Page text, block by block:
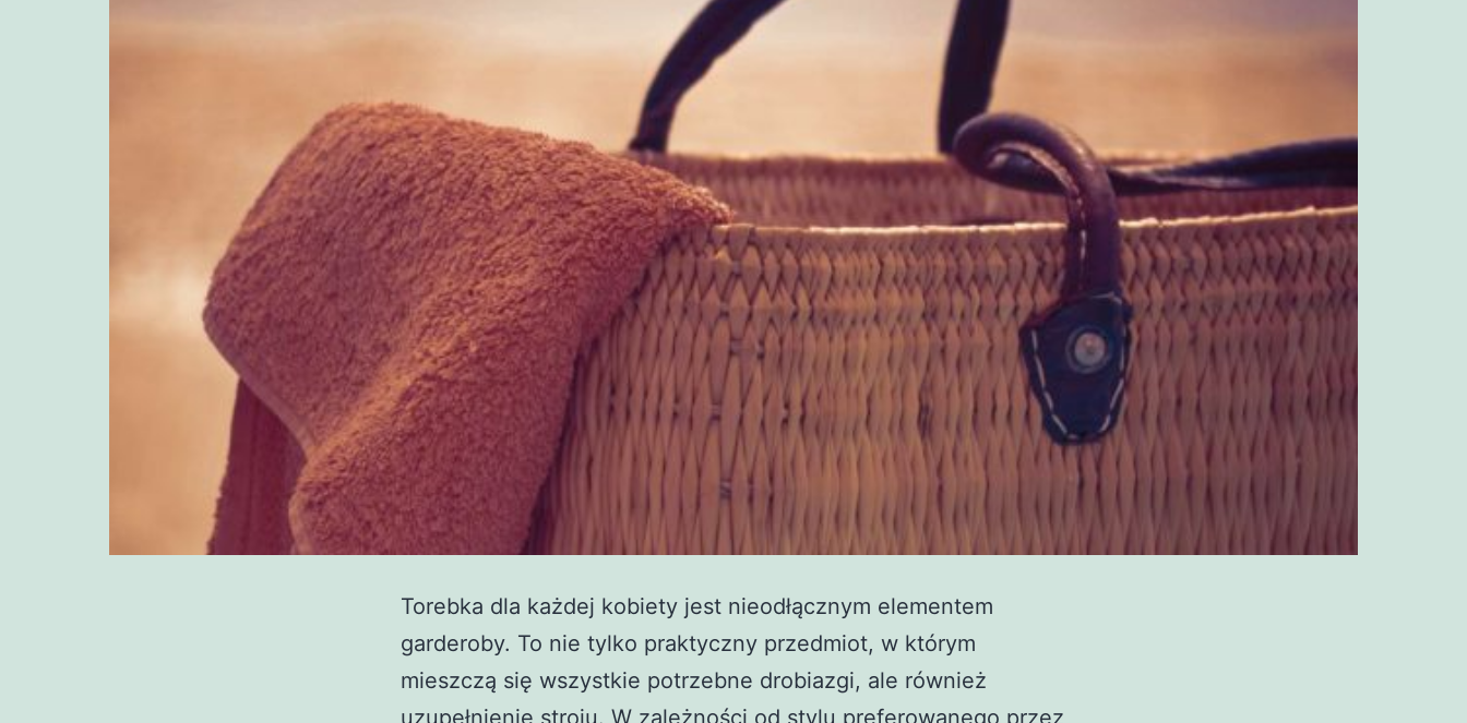
Torebka dla każdej kobiety jest nieodłącznym elementem
garderoby. To nie tylko praktyczny przedmiot, w którym
mieszczą się wszystkie potrzebne drobiazgi, ale również
uzupełnienie stroju. W zależności od stylu preferowanego przez